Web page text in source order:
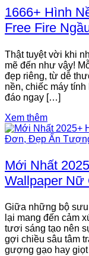
1666+ Hình
Free Fire
Thật tuyệt vời khi
mẽ đến như vậy!
đẹp riêng, từ dễ
nền, chiếc máy
đáo ngay […]
Xem thêm
Mới Nhất
Wallpaper
Giữa những bộ
lại mang đến cảm
tươi sáng tạo nên
gợi chiều sâu tâm
gượng gạo hay